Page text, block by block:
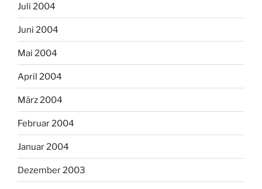
Juli 2004
Juni 2004
Mai 2004
April 2004
März 2004
Februar 2004
Januar 2004
Dezember 2003